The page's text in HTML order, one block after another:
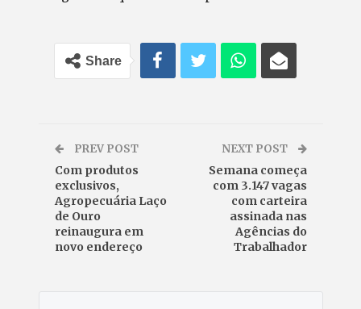
Share
PREV POST
Com produtos
exclusivos,
Agropecuária Laço
de Ouro
reinaugura em
novo endereço
NEXT POST
Semana começa
com 3.147 vagas
com carteira
assinada nas
Agências do
Trabalhador